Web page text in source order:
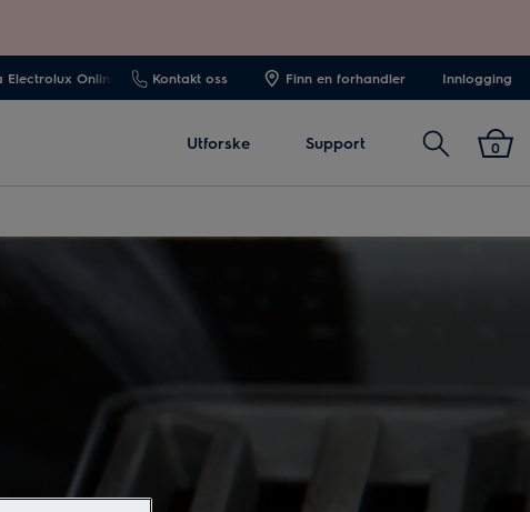
Online Kontakt oss Finn en forhandler Innlogging
Utforske Support Søk 0